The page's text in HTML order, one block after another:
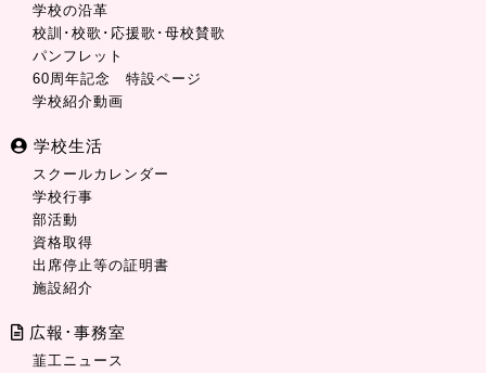
学校の沿革
校訓･校歌･応援歌･母校賛歌
パンフレット
60周年記念 特設ページ
学校紹介動画
学校生活
スクールカレンダー
学校行事
部活動
資格取得
出席停止等の証明書
施設紹介
広報･事務室
韮工ニュース